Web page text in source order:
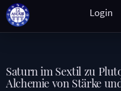
Login
Saturn im Sextil zu
Alchemie von Stärke